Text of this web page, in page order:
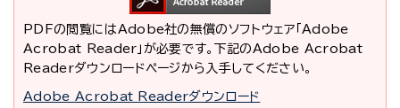
PDFの閲覧にはAdobe社の無償のソフトウェア「Adobe
Acrobat Reader」が必要です。下記のAdobe Acrobat
Readerダウンロードページから入手してください。
Adobe Acrobat Readerダウンロード